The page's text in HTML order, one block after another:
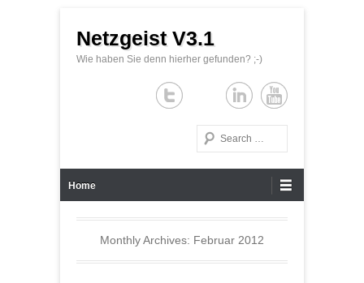
Netzgeist V3.1
Wie haben Sie denn hierher gefunden? ;-)
Search
Home
Monthly Archives: Februar 2012